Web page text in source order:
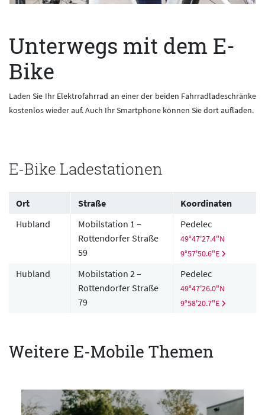
Unterwegs mit dem E-
Bike
Laden Sie Ihr Elektrofahrrad an einer der beiden Fahrradladeschränke
kostenlos wieder auf. Auch Ihr Smartphone können Sie dort aufladen.
E-Bike Ladestationen
Table caption.
Ort Straße
Koordinaten
Hubland
Mobilstation 1 –
Rottendorfer Straße
59
Pedelec
49°47'27.4"N
9°57'50.6"E
Hubland
Mobilstation 2 –
Rottendorfer Straße
79
Pedelec
49°47'26.0"N
9°58'20.7"E
Weitere E-Mobile Themen